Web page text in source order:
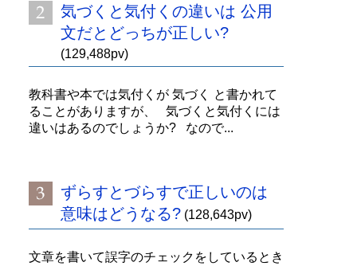
気づくと気付くの違いは 公用
文だとどっちが正しい?
(129,488pv)
教科書や本では気付くが 気づく と書かれて
ることがありますが、 気づくと気付くには
違いはあるのでしょうか? なので...
ずらすとづらすで正しいのは
意味はどうなる? (128,643pv)
文章を書いて誤字のチェックをしているとき